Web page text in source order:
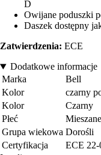
D
Owijane poduszki
Daszek dostępny
Zatwierdzenia: ECE
Dodatkowe informacje
Marka
Bell
Kolor
czarny
Kolor
Czarny
Płeć
Mieszane
Grupa wiekowa Dorośli
Certyfikacja
ECE 22-